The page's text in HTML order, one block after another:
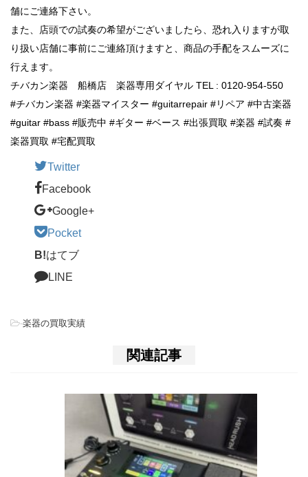
舗にご連絡下さい。
また、店頭での試奏の希望がございましたら、恐れ入りますが取
り扱い店舗に事前にご連絡頂けますと、商品の手配をスムーズに
行えます。
チバカン楽器 船橋店 楽器専用ダイヤル TEL : 0120-954-550
#チバカン楽器 #楽器マイスター #guitarrepair #リペア #中古楽器
#guitar #bass #販売中 #ギター #ベース #出張買取 #楽器 #試奏 #
楽器買取 #宅配買取
Twitter
Facebook
Google+
Pocket
B!はてブ
LINE
-楽器の買取実績
関連記事